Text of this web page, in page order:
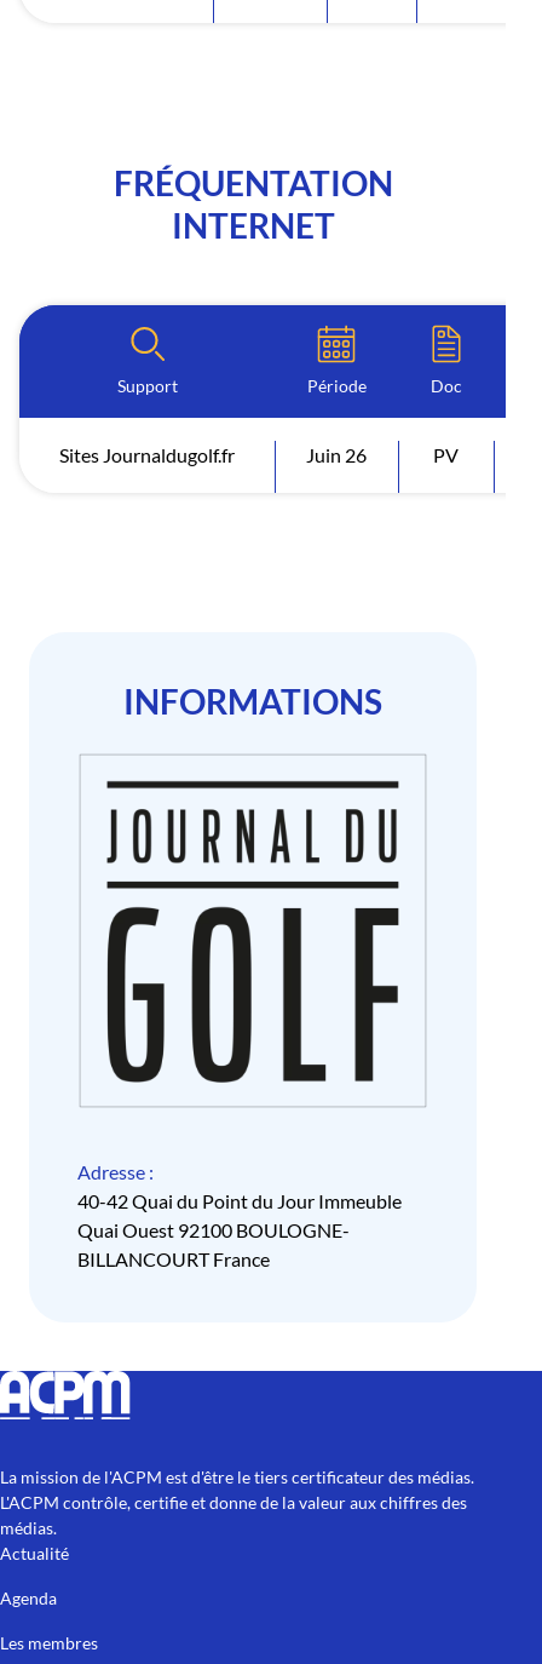
FRÉQUENTATION
INTERNET
Support Période Doc
Sites Journaldugolf.fr Juin 26 PV
INFORMATIONS
Adresse :
40-42 Quai du Point du Jour Immeuble
Quai Ouest 92100 BOULOGNE-
BILLANCOURT France
La mission de l'ACPM est d'être le tiers certificateur des médias.
L'ACPM contrôle, certifie et donne de la valeur aux chiffres des
médias.
Actualité
Agenda
Les membres